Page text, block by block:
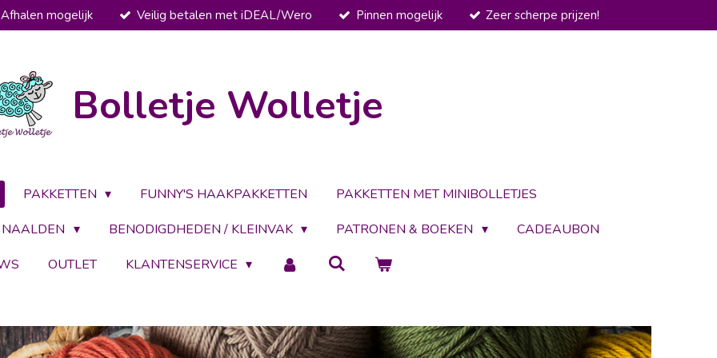
Afhalen mogelijk Veilig betalen met iDEAL/Wero Pinnen mogelijk Zeer scherpe prijzen!
Bolletje Wolletje
PAKKETTEN FUNNY'S HAAKPAKKETTEN
PAKKETTEN MET MINIBOLLETJES
NAALDEN BENODIGDHEDEN / KLEINVAK PATRONEN & BOEKEN
CADEAUBON
OUTLET KLANTENSERVICE